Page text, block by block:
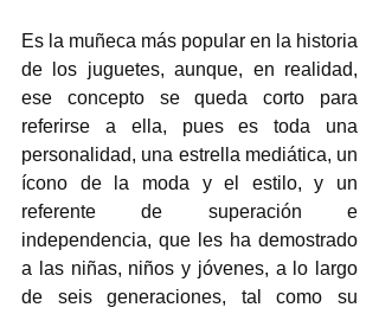
Es la muñeca más popular en la historia
de los juguetes, aunque, en realidad,
ese concepto se queda corto para
referirse a ella, pues es toda una
personalidad, una estrella mediática, un
ícono de la moda y el estilo, y un
referente de superación e
independencia, que les ha demostrado
a las niñas, niños y jóvenes, a lo largo
de seis generaciones, tal como su